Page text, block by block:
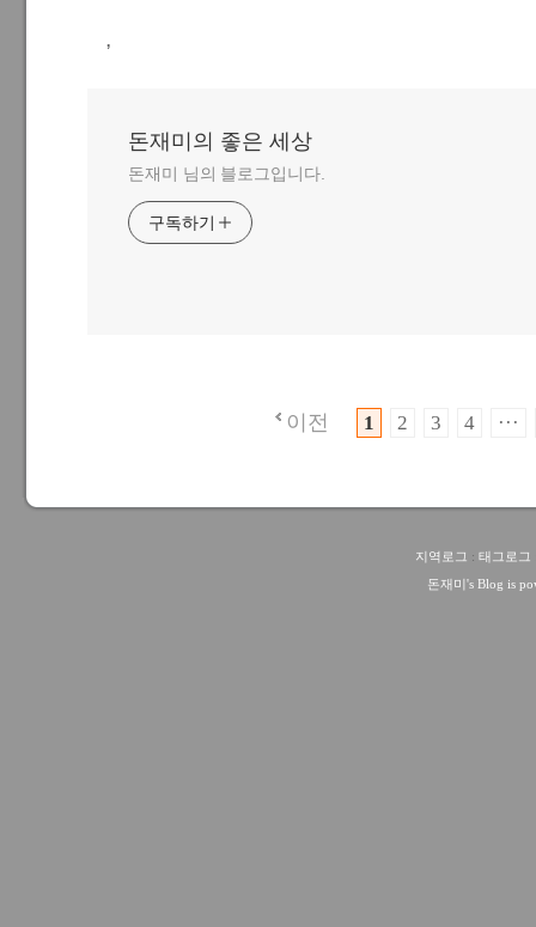
,
돈재미의 좋은 세상
돈재미 님의 블로그입니다.
구독하기
이전 1 2 3 4 ···
지역로그 : 태그로그
돈재미's Blog is